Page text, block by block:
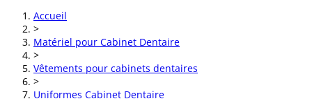
Accueil
>
Matériel pour Cabinet Dentaire
>
Vêtements pour cabinets dentaires
>
Uniformes Cabinet Dentaire